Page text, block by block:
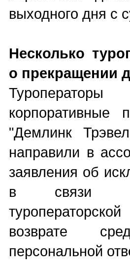
выходного дня с
Несколько
о прекращении
"Демлинк
направили в
заявления об
в связи с
возврате
персональной